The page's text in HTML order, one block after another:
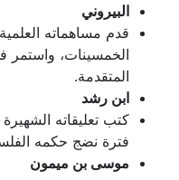
البيروني
قدم مساهماته
الخمسينات، واستمر
المتقدمة.
ابن رشد
فترة نضج حكمه
موسى بن ميمون